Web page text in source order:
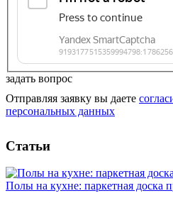
задать вопрос
Отправляя заявку вы даете
персональных данных
Статьи
Полы на кухне: паркетная доска